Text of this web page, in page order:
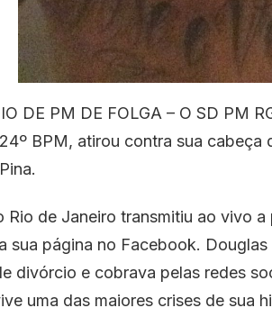
DE PM DE FOLGA – O SD PM
BPM, atirou contra sua cabeça
Rio de Janeiro transmitiu ao vivo
sua página no Facebook.
divórcio e cobrava pelas redes
uma das maiores crises de sua